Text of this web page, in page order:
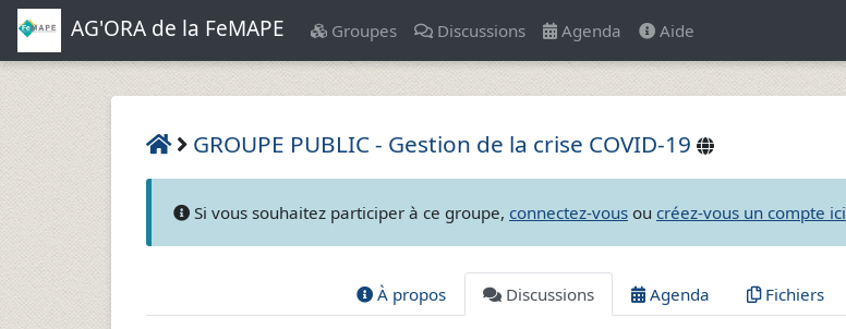
AG'ORA de la FeMAPE Groupes Discussions Agenda Aide
GROUPE PUBLIC - Gestion de la crise COVID-19
Si vous souhaitez participer à ce groupe, connectez-vous ou créez-vous un compte ici
À propos Discussions Agenda Fichiers